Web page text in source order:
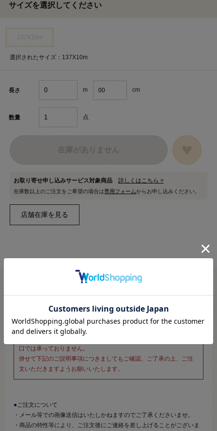
サイズを選択してください
選択されたサイズ：137X10m
長さ m cm
数量 点
お取り寄せ申し込みサービス対象商品 詳しくはこちら >
在庫数以上のご注文をご希望の場合は専用フォームからお申し込みください。
こちらのページは、店頭にてあらかじめ商品詳細および商品コード
をご確認いただいた上でご注文いただけるページです。
そのため、商品画像および詳細は記載しておりません。
口では承っておりません。
併せて下記のご説明事項につきましてもご確認、ご了承の上、ご注
文いただきますようお願いいたします。
●ご注文について
・メール等での画像送信はいたしかねますのでご了承くださいませ。
・商品の特性等により、ご注文後にご連絡を差し上げることがございま